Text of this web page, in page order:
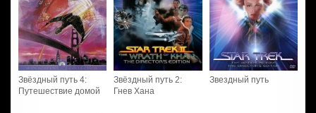
Звёздный путь 4:
Путешествие домой
Звёздный путь 2:
Гнев Хана
Звездный путь